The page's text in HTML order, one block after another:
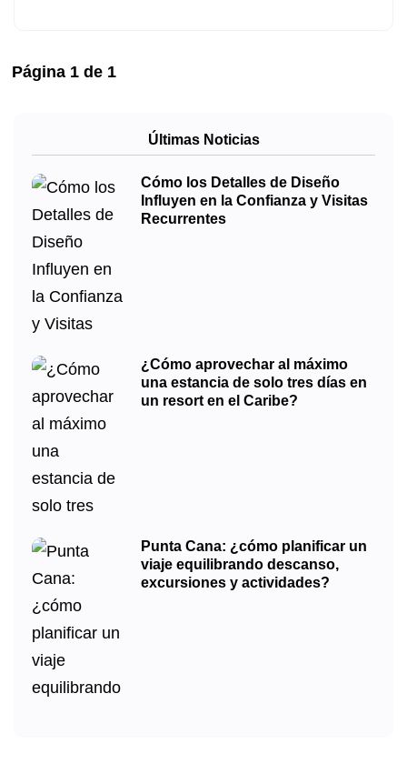
Página 1 de 1
Últimas Noticias
Cómo los Detalles de Diseño
Influyen en la Confianza y Visitas
Recurrentes
¿Cómo aprovechar al máximo
una estancia de solo tres días en
un resort en el Caribe?
Punta Cana: ¿cómo planificar un
viaje equilibrando descanso,
excursiones y actividades?